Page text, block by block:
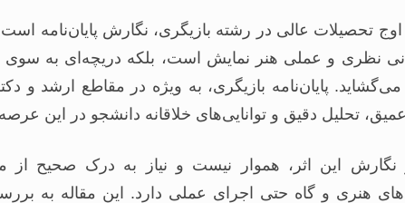
تحصیلات عالی در رشته بازیگری، نگارش پایان‌نامه
نظری و عملی هنر نمایش است، بلکه دریچه‌ای به
پایان‌نامه بازیگری، به ویژه در مقاطع ارشد و
تحلیل دقیق و توانایی‌های خلاقانه دانشجو در این
این اثر، هموار نیست و نیاز به درک صحیح از
هنری و گاه حتی اجرای عملی دارد. این مقاله به